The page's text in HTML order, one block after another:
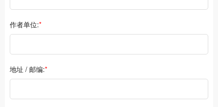
作者单位:*
地址 / 邮编:*